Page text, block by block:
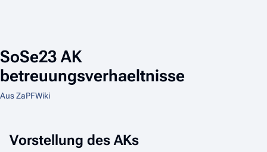
SoSe23 AK
betreuungsverhaeltnisse
Aus ZaPFWiki
Vorstellung des AKs